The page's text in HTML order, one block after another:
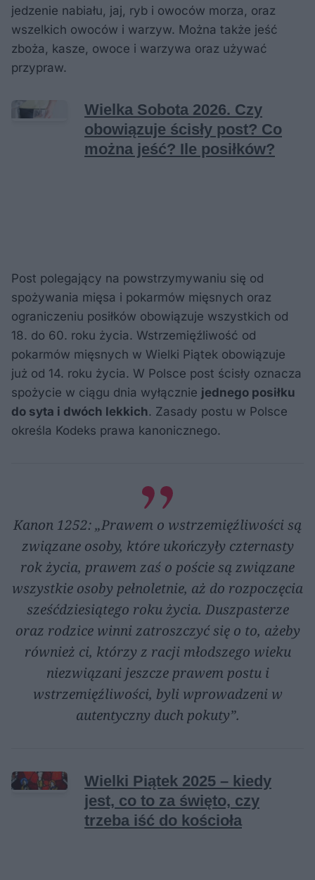
jedzenie nabiału, jaj, ryb i owoców morza, oraz
wszelkich owoców i warzyw. Można także jeść
zboża, kasze, owoce i warzywa oraz używać
przypraw.
Post polegający na powstrzymywaniu się od
spożywania mięsa i pokarmów mięsnych oraz
ograniczeniu posiłków obowiązuje wszystkich od
18. do 60. roku życia. Wstrzemięźliwość od
pokarmów mięsnych w Wielki Piątek obowiązuje
już od 14. roku życia. W Polsce post ścisły oznacza
spożycie w ciągu dnia wyłącznie jednego posiłku
do syta i dwóch lekkich. Zasady postu w Polsce
określa Kodeks prawa kanonicznego.
Kanon 1252: „Prawem o wstrzemięźliwości są
związane osoby, które ukończyły czternasty
rok życia, prawem zaś o poście są związane
wszystkie osoby pełnoletnie, aż do rozpoczęcia
sześćdziesiątego roku życia. Duszpasterze
oraz rodzice winni zatroszczyć się o to, ażeby
również ci, którzy z racji młodszego wieku
niezwiązani jeszcze prawem postu i
wstrzemięźliwości, byli wprowadzeni w
autentyczny duch pokuty”.